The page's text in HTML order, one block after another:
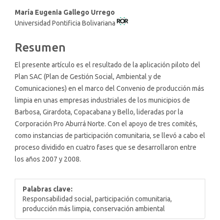
Contenido
principal
artículo
María Eugenia Gallego Urrego
Universidad Pontificia Bolivariana
Resumen
El presente artículo es el resultado de la aplicación piloto del
Plan SAC (Plan de Gestión Social, Ambiental y de
Comunicaciones) en el marco del Convenio de producción más
limpia en unas empresas industriales de los municipios de
Barbosa, Girardota, Copacabana y Bello, lideradas por la
Corporación Pro Aburrá Norte. Con el apoyo de tres comités,
como instancias de participación comunitaria, se llevó a cabo el
proceso dividido en cuatro fases que se desarrollaron entre
los años 2007 y 2008.
Palabras clave:
Responsabilidad social, participación comunitaria,
producción más limpia, conservación ambiental